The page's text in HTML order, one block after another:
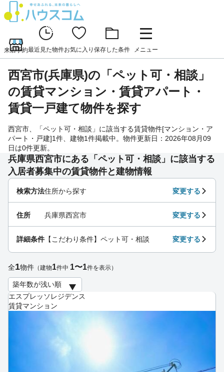
来店予約最近見た物件お気に入り 保存した条件 メニュー
西宮市(兵庫県)の「ペット可・相談」
の賃貸マンション・賃貸アパート・
賃貸一戸建て物件を探す
西宮市、「ペット可・相談」に該当する賃貸物件[マンション・ア
パート・戸建]1件、建物1件掲載中。物件更新日：2026年08月09
日は0件更新。
兵庫県西宮市にある「ペット可・相談」に該当する
入居者募集中の賃貸物件と建物情報
エスプレッソレジデンス
賃貸マンション
検索方法住所から探す 変更する
住所 兵庫県西宮市 変更する
詳細条件 【こだわり条件】ペット可・相談 変更する
全1物件 （建物1件中 1〜1件を表示）